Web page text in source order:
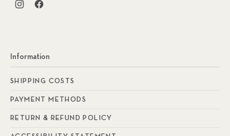
New Window
New Window
Information
SHIPPING COSTS
PAYMENT METHODS
RETURN & REFUND POLICY